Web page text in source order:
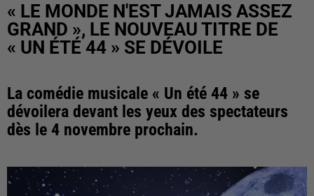
« LE MONDE N'EST JAMAIS ASSEZ
GRAND », LE NOUVEAU TITRE DE
« UN ÉTÉ 44 » SE DÉVOILE
La comédie musicale « Un été 44 » se
dévoilera devant les yeux des spectateurs
dès le 4 novembre prochain.